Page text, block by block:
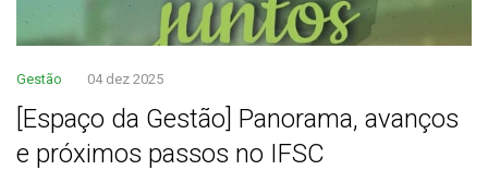
Gestão 04 dez 2025
[Espaço da Gestão] Panorama, avanços
e próximos passos no IFSC